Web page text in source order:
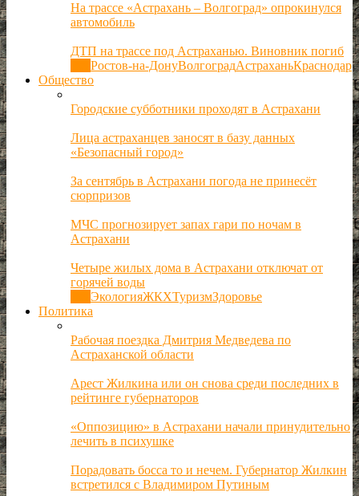
На трассе «Астрахань – Волгоград» опрокинулся
автомобиль
ДТП на трассе под Астраханью. Виновник погиб
Ростов-на-ДонуВолгоградАстраханьКраснодар
Общество
Городские субботники проходят в Астрахани
Лица астраханцев заносят в базу данных
«Безопасный город»
За сентябрь в Астрахани погода не принесёт
сюрпризов
МЧС прогнозирует запах гари по ночам в
Астрахани
Четыре жилых дома в Астрахани отключат от
горячей воды
ЭкологияЖКХТуризмЗдоровье
Политика
Рабочая поездка Дмитрия Медведева по
Астраханской области
Арест Жилкина или он снова среди последних в
рейтинге губернаторов
«Оппозицию» в Астрахани начали принудительно
лечить в психушке
Порадовать босса то и нечем. Губернатор Жилкин
встретился с Владимиром Путиным